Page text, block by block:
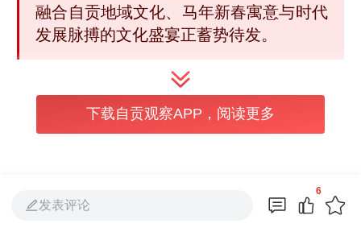
融合自贡地域文化、马年新春寓意与时代
发展脉搏的文化盛宴正蓄势待发。
下载自贡观察APP，阅读更多
发表评论
6